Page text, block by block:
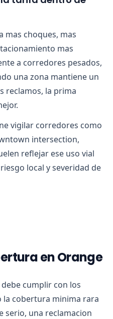
mas choques, mas
mas
a corredores pesados,
una zona mantiene un
reclamos, la prima
vigilar corredores como
intersection,
reflejar ese uso vial
local y severidad de
en Orange
cumplir con los
la cobertura minima rara
serio, una reclamacion